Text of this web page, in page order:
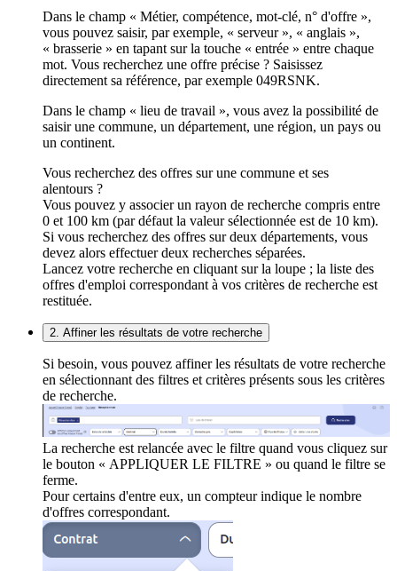
Dans le champ « Métier, compétence, mot-clé, n° d'offre »,
vous pouvez saisir, par exemple, « serveur », « anglais »,
« brasserie » en tapant sur la touche « entrée » entre chaque
mot. Vous recherchez une offre précise ? Saisissez
directement sa référence, par exemple 049RSNK.
Dans le champ « lieu de travail », vous avez la possibilité de
saisir une commune, un département, une région, un pays ou
un continent.
Vous recherchez des offres sur une commune et ses
alentours ?
Vous pouvez y associer un rayon de recherche compris entre
0 et 100 km (par défaut la valeur sélectionnée est de 10 km).
Si vous recherchez des offres sur deux départements, vous
devez alors effectuer deux recherches séparées.
Lancez votre recherche en cliquant sur la loupe ; la liste des
offres d'emploi correspondant à vos critères de recherche est
restituée.
2. Affiner les résultats de votre recherche
Si besoin, vous pouvez affiner les résultats de votre recherche
en sélectionnant des filtres et critères présents sous les critères
de recherche.
La recherche est relancée avec le filtre quand vous cliquez sur
le bouton « APPLIQUER LE FILTRE » ou quand le filtre se
ferme.
Pour certains d'entre eux, un compteur indique le nombre
d'offres correspondant.